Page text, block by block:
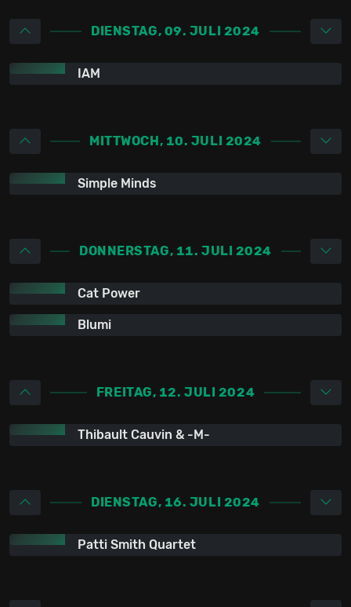
DIENSTAG, 09. JULI 2024
IAM
MITTWOCH, 10. JULI 2024
Simple Minds
DONNERSTAG, 11. JULI 2024
Cat Power
Blumi
FREITAG, 12. JULI 2024
Thibault Cauvin & -M-
DIENSTAG, 16. JULI 2024
Patti Smith Quartet